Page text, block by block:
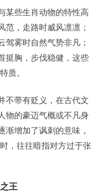
某些生肖动物的特性高
范，走路时威风凛凛；
驾雾时自然气势非凡；
挺胸，步伐稳健，这些
质。
不带有贬义，在古代文
物的豪迈气概或不凡身
渐增加了讽刺的意味，
，往往暗指对方过于张
王